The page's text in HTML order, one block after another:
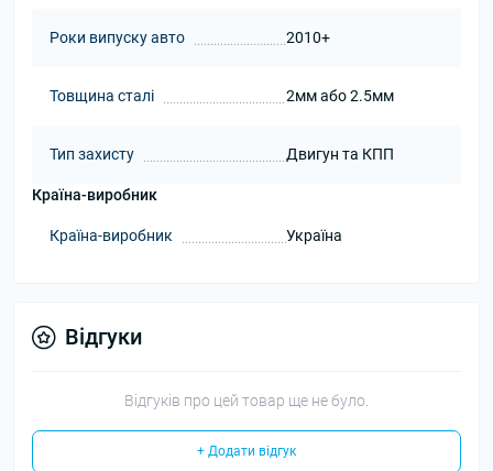
Роки випуску авто 2010+
Товщина сталі 2мм або 2.5мм
Тип захисту Двигун та КПП
Країна-виробник
Країна-виробник Україна
Відгуки
Відгуків про цей товар ще не було.
+ Додати відгук